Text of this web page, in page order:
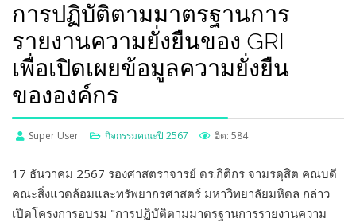
การปฏิบัติตามมาตรฐานการ
รายงานความยั่งยืนของ GRI
เพื่อเปิดเผยข้อมูลความยั่งยืน
ขององค์กร
Super User กิจกรรมคณะปี 2567 ฮิต: 584
17 ธันวาคม 2567 รองศาสตราจารย์ ดร.กิติกร จามรดุสิต คณบดี
คณะสิ่งแวดล้อมและทรัพยากรศาสตร์ มหาวิทยาลัยมหิดล กล่าว
เปิดโครงการอบรม "การปฏิบัติตามมาตรฐานการรายงานความ